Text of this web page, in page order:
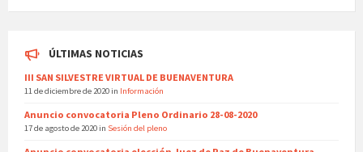
ÚLTIMAS NOTICIAS
III SAN SILVESTRE VIRTUAL DE BUENAVENTURA
11 de diciembre de 2020 in Información
Anuncio convocatoria Pleno Ordinario 28-08-2020
17 de agosto de 2020 in Sesión del pleno